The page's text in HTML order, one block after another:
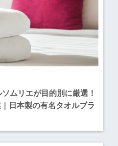
ムリエが目的別に厳選！
日本製の有名タオルブラ